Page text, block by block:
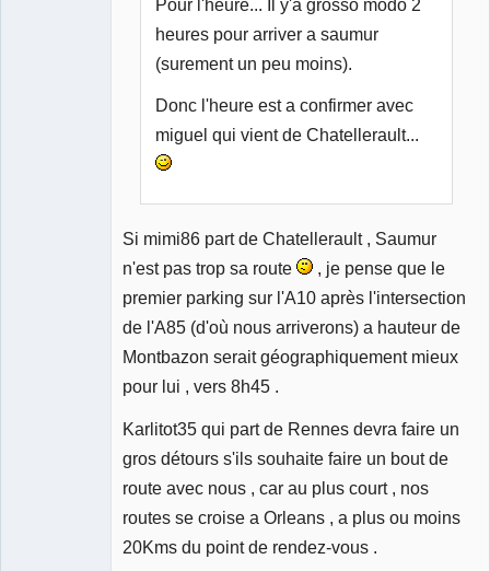
Pour l'heure... Il y'a grosso modo 2
heures pour arriver a saumur
(surement un peu moins).
Donc l'heure est a confirmer avec
miguel qui vient de Chatellerault...
Si mimi86 part de Chatellerault , Saumur
n'est pas trop sa route
, je pense que le
premier parking sur l'A10 après l'intersection
de l'A85 (d'où nous arriverons) a hauteur de
Montbazon serait géographiquement mieux
pour lui , vers 8h45 .
Karlitot35 qui part de Rennes devra faire un
gros détours s'ils souhaite faire un bout de
route avec nous , car au plus court , nos
routes se croise a Orleans , a plus ou moins
20Kms du point de rendez-vous .